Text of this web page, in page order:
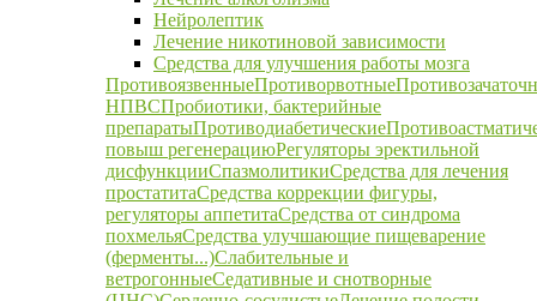
Нейролептик
Лечение никотиновой зависимости
Средства для улучшения работы мозга
ПротивоязвенныеПротиворвотные
НПВСПробиотики, бактерийные
препаратыПротиводиабетические
повыш регенерациюРегуляторы эректильной
дисфункцииСпазмолитикиСредства для лечения
простатитаСредства коррекции фигуры,
регуляторы аппетитаСредства от синдрома
похмельяСредства улучшающие пищеварение
(ферменты...)Слабительные и
ветрогонныеСедативные и снотворные